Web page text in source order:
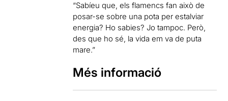
“Sabíeu que, els flamencs fan això de
posar-se sobre una pota per estalviar
energia? Ho sabies? Jo tampoc. Però,
des que ho sé, la vida em va de puta
mare.”
Més informació